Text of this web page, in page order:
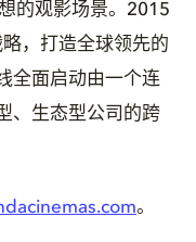
的观影场景。2015
，打造全球领先的
全面启动由一个连
、生态型公司的跨
。